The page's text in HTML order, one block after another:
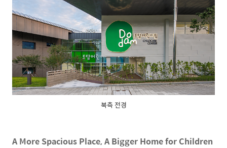
북측 전경
A More Spacious Place, A Bigger Home for Children